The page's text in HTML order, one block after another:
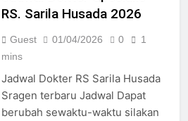
Jadwal Praktek Dokter RS
Maguan Husada Wonogiri
15/07/2025
Daftar online rs sarila
Jadwal Dokter RS. Puri Asih
Salatiga 2025
RS. Sarila Husada 2026
Guest 01/04/2026 0
1
mins
Jadwal Dokter RS Sarila Husada
Sragen terbaru Jadwal Dapat
berubah sewaktu-waktu silakan